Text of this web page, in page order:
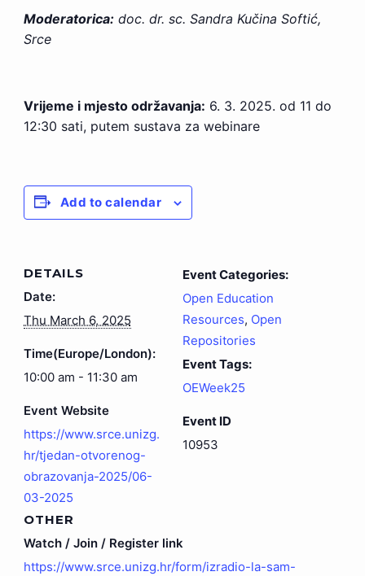
Moderatorica:doc. dr. sc. Sandra Kučina Softić,
Srce
Vrijeme i mjesto održavanja: 6. 3. 2025. od 11 do
12:30 sati, putem sustava za webinare
Add to calendar
DETAILS
Date:
Thu March 6, 2025
Time(Europe/London):
10:00 am - 11:30 am
Event Website
https://www.srce.unizg.
hr/tjedan-otvorenog-
obrazovanja-2025/06-
03-2025
Event Categories:
Open Education
Resources, Open
Repositories
Event Tags:
OEWeek25
Event ID
10953
OTHER
Watch / Join / Register link
https://www.srce.unizg.hr/form/izradio-la-sam-